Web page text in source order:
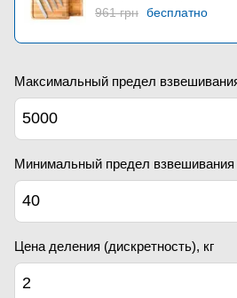
961 грн бесплатно
Максимальный предел
5000
Минимальный предел взвешивания
40
Цена деления (дискретность), кг
2